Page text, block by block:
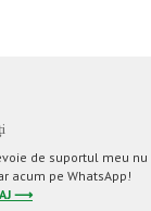
de suportul meu nu
acum pe WhatsApp!
⟶